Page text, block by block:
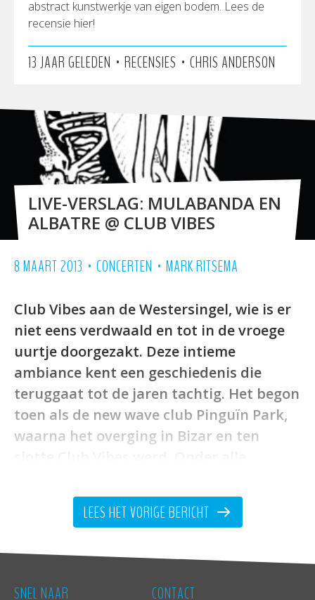
abstract kunstwerkje van eigen bodem. Lees de
recensie hier!
13 JAAR GELEDEN • RECENSIES • CHRIS ANDERSON
LIVE-VERSLAG: MULABANDA EN
ALBATRE @ CLUB VIBES
8 MAART 2013 • CONCERTEN • MARK RITSEMA
Club Vibes aan de Westersingel, wie is er
niet eens verdwaald en tot in de vroege
uurtje doorgezakt. Deze intieme
ambiance kent een geschiedenis die
teruggaat tot de jaren tachtig. Het begon
toen als de new wave club Pinguïn Park,
waarna het overging in Bizar en ten
sfeer waar kleding- en muziekcodes
minder streng waren dan in de reguliere
gemêleerd publiek zich uitleefde op de
dansvloer en aan de bar. En dat is nog
LEES HET VORIGE BERICHT
SNEL NAAR CONTACT